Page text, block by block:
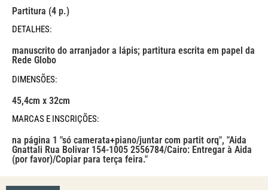
Partitura (4 p.)
DETALHES:
manuscrito do arranjador a lápis; partitura escrita em papel da
Rede Globo
DIMENSÕES:
45,4cm x 32cm
MARCAS E INSCRIÇÕES:
na página 1 "só camerata+piano/juntar com partit orq", "Aida
Gnattali Rua Bolivar 154-1005 2556784/Cairo: Entregar à Aida
(por favor)/Copiar para terça feira."